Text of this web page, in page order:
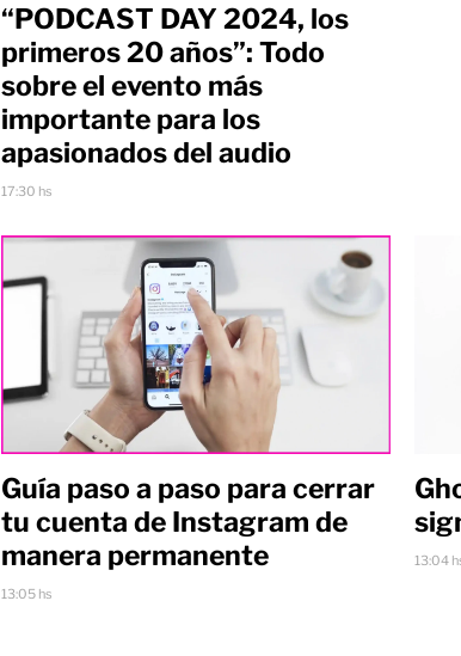
“PODCAST DAY 2024, los
primeros 20 años”: Todo
sobre el evento más
importante para los
apasionados del audio
17:30 hs
Guía paso a paso para cerrar
tu cuenta de Instagram de
manera permanente
13:05 hs
13:04